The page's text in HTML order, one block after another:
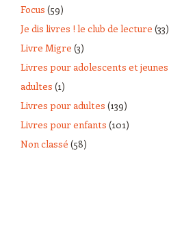
Focus (59)
Je dis livres ! le club de lecture (33)
Livre Migre (3)
Livres pour adolescents et jeunes
adultes (1)
Livres pour adultes (139)
Livres pour enfants (101)
Non classé (58)